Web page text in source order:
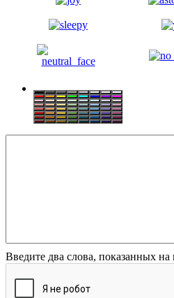
Введите два слова, показанных